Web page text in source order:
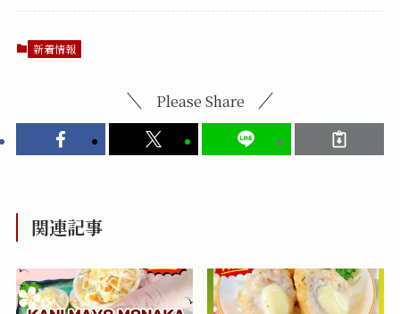
新着情報
Please Share
関連記事